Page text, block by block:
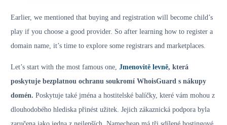
Earlier, we mentioned that buying and registration will become child’s
play if you choose a good provider. So after learning how to register a
domain name, it’s time to explore some registrars and marketplaces.
Let’s start with the most famous one, Jmenovitě levně, která
poskytuje bezplatnou ochranu soukromí WhoisGuard s nákupy
domén. Poskytuje také jména a hostitelské balíčky, které vám mohou z
dlouhodobého hlediska přinést užitek. Jejich zákaznická podpora byla